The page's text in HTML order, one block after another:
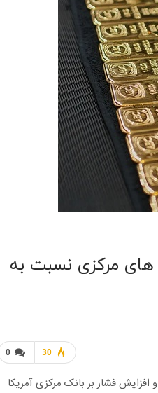
های مرکزی نسبت به
0 30
افزایش فشار بر بانک مرکزی آمریکا